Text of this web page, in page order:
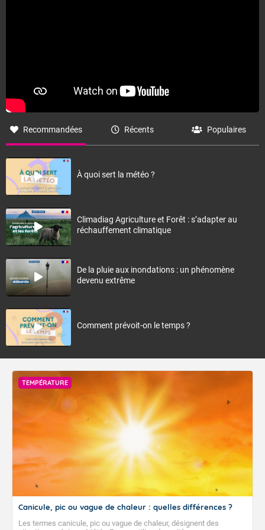
Recommandées Récents Populaires
À quoi sert la météo ?
Climadiag Agriculture et Forêt : s’adapter au
réchauffement climatique
De la pluie aux inondations : un phénomène
devenu extrême
Comment prévoit-on le temps ?
TEMPÉRATURE
Canicule, pic ou vague de chaleur : quelles différences ?
Les termes canicule, pic ou vague de chaleur, désignent des